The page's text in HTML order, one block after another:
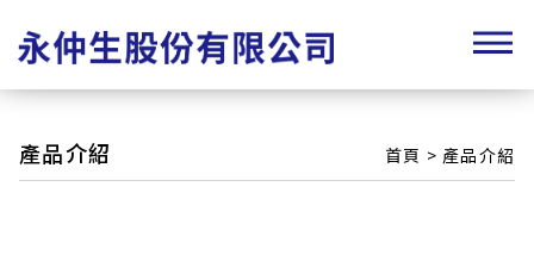
產品介紹 首頁 > 產品介紹